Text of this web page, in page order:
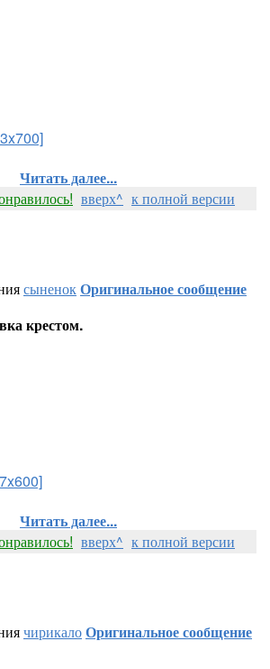
Читать далее...
вверх^ к полной версии
сыненокОригинальное сообщение
крестом.
Читать далее...
вверх^ к полной версии
чирикалоОригинальное сообщение